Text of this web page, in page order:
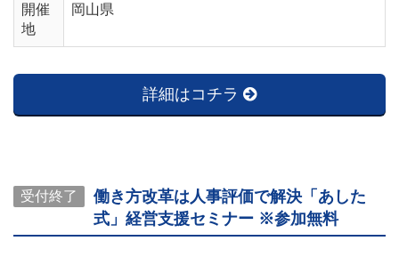
開催
地
岡山県
詳細はコチラ
受付終了
働き方改革は人事評価で解決「あした
式」経営支援セミナー ※参加無料